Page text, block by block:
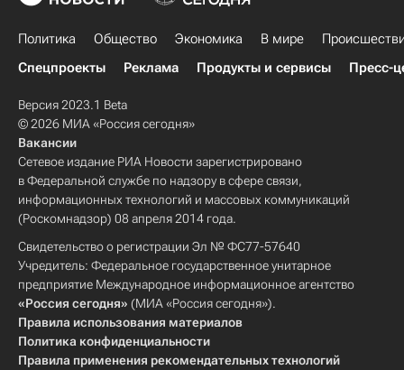
Политика Общество Экономика В мире
Спецпроекты
Реклама Продукты и сервисы Пресс-
Версия 2023.1 Beta
© 2026 МИА «Россия сегодня»
Вакансии
Сетевое издание РИА Новости зарегистрировано
в Федеральной службе по надзору в сфере связи,
информационных технологий и массовых коммуникаций
(Роскомнадзор) 08 апреля 2014 года.
Свидетельство о регистрации Эл № ФС77-57640
Учредитель: Федеральное государственное унитарное
предприятие Международное информационное агентство
«Россия сегодня» (МИА «Россия сегодня»).
Правила использования материалов
Политика конфиденциальности
Правила применения рекомендательных технологий